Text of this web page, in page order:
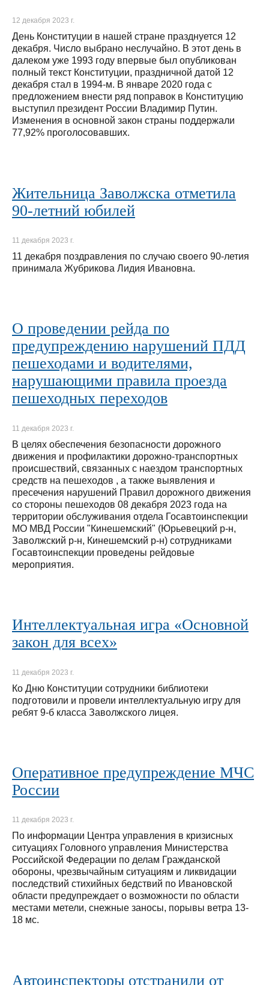
12 декабря 2023 г.
День Конституции в нашей стране празднуется 12
декабря. Число выбрано неслучайно. В этот день в
далеком уже 1993 году впервые был опубликован
полный текст Конституции, праздничной датой 12
декабря стал в 1994-м. В январе 2020 года с
предложением внести ряд поправок в Конституцию
выступил президент России Владимир Путин.
Изменения в основной закон страны поддержали
77,92% проголосовавших.
Жительница Заволжска отметила
90-летний юбилей
11 декабря 2023 г.
11 декабря поздравления по случаю своего 90-летия
принимала Жубрикова Лидия Ивановна.
О проведении рейда по
предупреждению нарушений ПДД
пешеходами и водителями,
нарушающими правила проезда
пешеходных переходов
11 декабря 2023 г.
В целях обеспечения безопасности дорожного
движения и профилактики дорожно-транспортных
происшествий, связанных с наездом транспортных
средств на пешеходов , а также выявления и
пресечения нарушений Правил дорожного движения
со стороны пешеходов 08 декабря 2023 года на
территории обслуживания отдела Госавтоинспекции
МО МВД России "Кинешемский" (Юрьевецкий р-н,
Заволжский р-н, Кинешемский р-н) сотрудниками
Госавтоинспекции проведены рейдовые
мероприятия.
Интеллектуальная игра «Основной
закон для всех»
11 декабря 2023 г.
Ко Дню Конституции сотрудники библиотеки
подготовили и провели интеллектуальную игру для
ребят 9-б класса Заволжского лицея.
Оперативное предупреждение МЧС
России
11 декабря 2023 г.
По информации Центра управления в кризисных
ситуациях Головного управления Министерства
Российской Федерации по делам Гражданской
обороны, чрезвычайным ситуациям и ликвидации
последствий стихийных бедствий по Ивановской
области предупреждает о возможности по области
местами метели, снежные заносы, порывы ветра 13-
18 мс.
Автоинспекторы отстранили от